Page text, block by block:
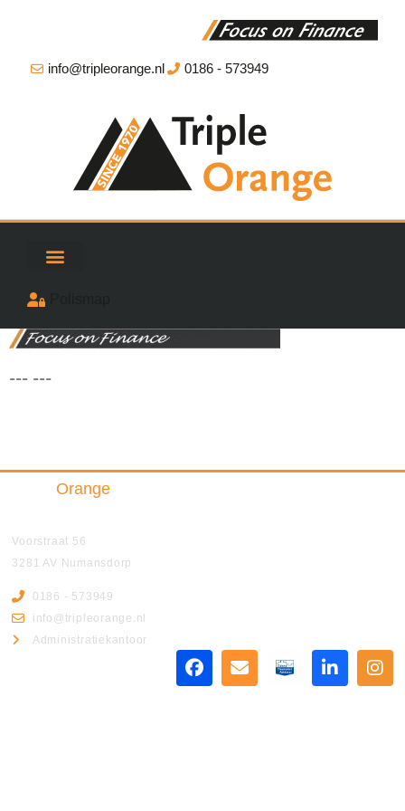
info@tripleorange.nl 0186 - 573949
--- ---
Orange
Voorstraat 56
3281 AV Numansdorp
0186 - 573949
info@tripleorange.nl
Administratiekantoor